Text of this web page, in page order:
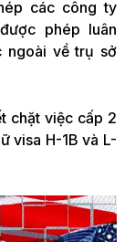
các công ty
phép luân
ngoài về trụ sở
chặt việc cấp 2
visa H-1B và L-